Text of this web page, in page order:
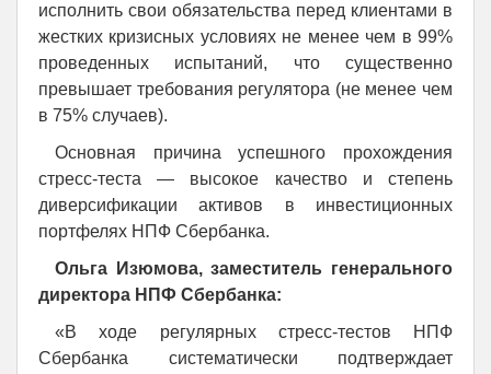
исполнить свои обязательства перед клиентами в
жестких кризисных условиях не менее чем в 99%
проведенных испытаний, что существенно
превышает требования регулятора (не менее чем
в 75% случаев).
Основная причина успешного прохождения
стресс-теста — высокое качество и степень
диверсификации активов в инвестиционных
портфелях НПФ Сбербанка.
Ольга Изюмова, заместитель генерального
директора НПФ Сбербанка:
«В ходе регулярных стресс-тестов НПФ
Сбербанка систематически подтверждает